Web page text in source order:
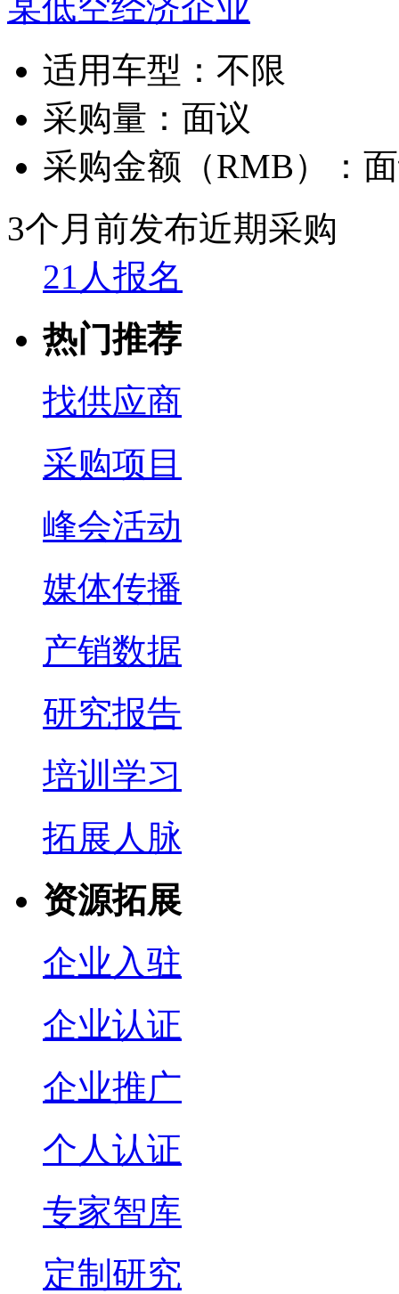
适用车型： 不限
采购量： 面议
采购金额（RMB）：
3个月前发布近期采购
21人报名
热门推荐
找供应商
采购项目
峰会活动
媒体传播
产销数据
研究报告
培训学习
拓展人脉
资源拓展
企业入驻
企业认证
企业推广
个人认证
专家智库
定制研究